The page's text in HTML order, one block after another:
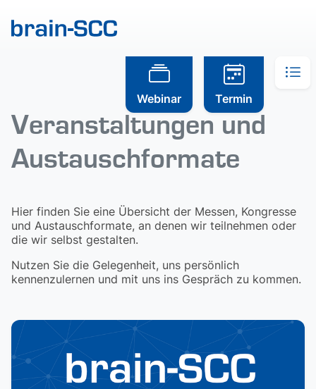
Webinar Termin
Veranstaltungen und
Austauschformate
Hier finden Sie eine Übersicht der Messen, Kongresse
und Austauschformate, an denen wir teilnehmen oder
die wir selbst gestalten.
Nutzen Sie die Gelegenheit, uns persönlich
kennenzulernen und mit uns ins Gespräch zu kommen.